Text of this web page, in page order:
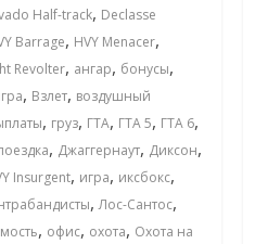
Half-track, Declasse
Barrage, HVY Menacer,
Revolter, ангар, бонусы,
, Взлет, воздушный
, груз, ГТА, ГТА 5, ГТА 6,
, Джаггернаут, Диксон,
Insurgent, игра, иксбокс,
,Лос-Сантос,
, офис, охота, Охота на